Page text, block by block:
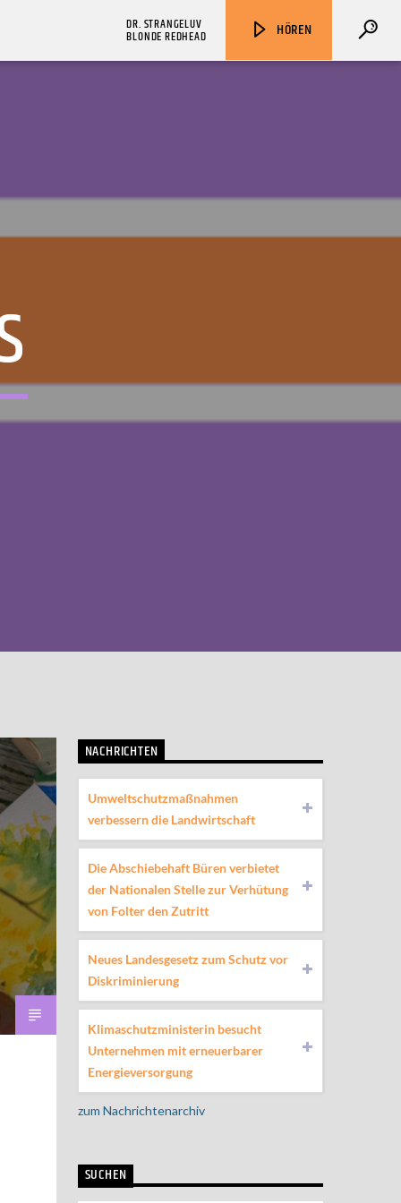
HÖREN
DR. STRANGELUV
BLONDE REDHEAD
NACHRICHTEN
Umweltschutzmaßnahmen
verbessern die Landwirtschaft
Die Abschiebehaft Büren verbietet
der Nationalen Stelle zur Verhütung
von Folter den Zutritt
Neues Landesgesetz zum Schutz vor
Diskriminierung
Klimaschutzministerin besucht
Unternehmen mit erneuerbarer
Energieversorgung
zum Nachrichtenarchiv
SUCHEN